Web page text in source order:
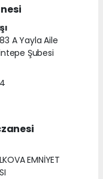
A Yayla Aile
Şubesi
EMNİYET